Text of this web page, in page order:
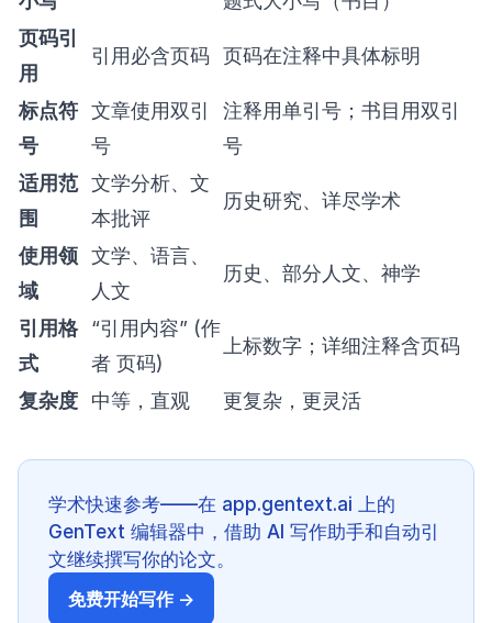
页码引
用
引用必含页码 页码在注释中具体标明
标点符
号
文章使用双引
号
注释用单引号；书目用双引
号
适用范
围
文学分析、文
本批评
历史研究、详尽学术
使用领
域
文学、语言、
人文
历史、部分人文、神学
引用格
式
“引用内容” (作
者 页码)
上标数字；详细注释含页码
复杂度 中等，直观 更复杂，更灵活
学术快速参考——在 app.gentext.ai 上的
GenText 编辑器中，借助 AI 写作助手和自动引
文继续撰写你的论文。
免费开始写作 →